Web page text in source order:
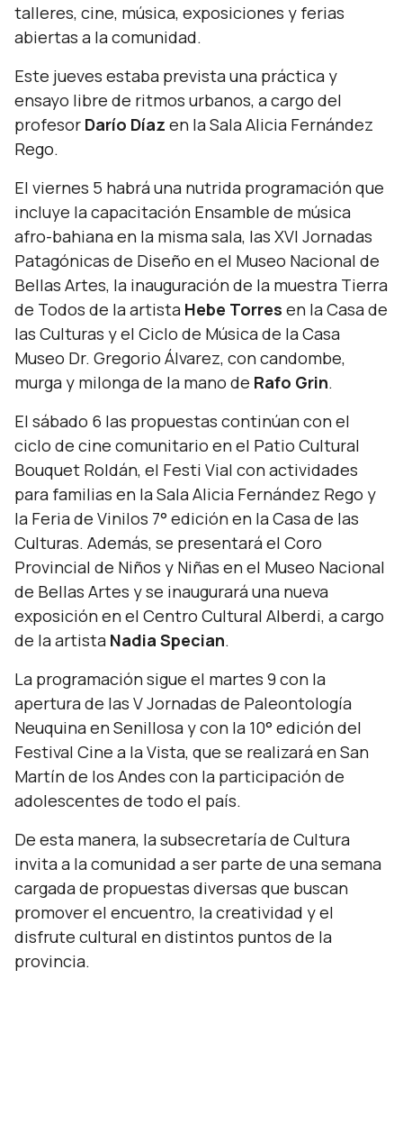
talleres, cine, música, exposiciones y ferias
abiertas a la comunidad.
Este jueves estaba prevista una práctica y
ensayo libre de ritmos urbanos, a cargo del
profesor Darío Díaz en la Sala Alicia Fernández
Rego.
El viernes 5 habrá una nutrida programación que
incluye la capacitación Ensamble de música
afro-bahiana en la misma sala, las XVI Jornadas
Patagónicas de Diseño en el Museo Nacional de
Bellas Artes, la inauguración de la muestra Tierra
de Todos de la artista Hebe Torres en la Casa de
las Culturas y el Ciclo de Música de la Casa
Museo Dr. Gregorio Álvarez, con candombe,
murga y milonga de la mano de Rafo Grin.
El sábado 6 las propuestas continúan con el
ciclo de cine comunitario en el Patio Cultural
Bouquet Roldán, el Festi Vial con actividades
para familias en la Sala Alicia Fernández Rego y
la Feria de Vinilos 7° edición en la Casa de las
Culturas. Además, se presentará el Coro
Provincial de Niños y Niñas en el Museo Nacional
de Bellas Artes y se inaugurará una nueva
exposición en el Centro Cultural Alberdi, a cargo
de la artista Nadia Specian.
La programación sigue el martes 9 con la
apertura de las V Jornadas de Paleontología
Neuquina en Senillosa y con la 10° edición del
Festival Cine a la Vista, que se realizará en San
Martín de los Andes con la participación de
adolescentes de todo el país.
De esta manera, la subsecretaría de Cultura
invita a la comunidad a ser parte de una semana
cargada de propuestas diversas que buscan
promover el encuentro, la creatividad y el
disfrute cultural en distintos puntos de la
provincia.